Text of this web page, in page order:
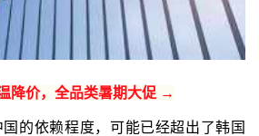
降价，全品类暑期大促 →
的依赖程度，可能已经超出了韩国